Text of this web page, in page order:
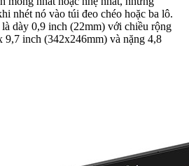
nhét nó vào túi đeo chéo hoặc ba lô.
dày 0,9 inch (22mm) với chiều rộng
9,7 inch (342x246mm) và nặng 4,8